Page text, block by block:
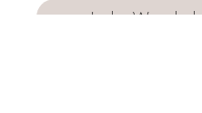
In den Warenkorb